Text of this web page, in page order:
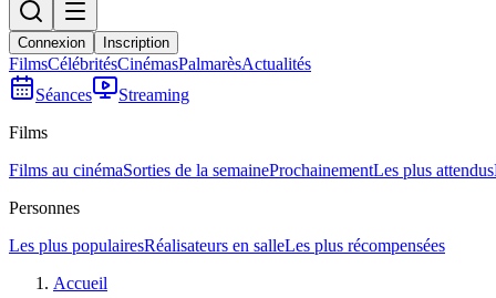
Connexion Inscription
FilmsCélébritésCinémasPalmarèsActualités
Séances
Streaming
Films
Films au cinémaSorties de la semaineProchainementLes plus attendus
Personnes
Les plus populairesRéalisateurs en salleLes plus récompensées
Accueil